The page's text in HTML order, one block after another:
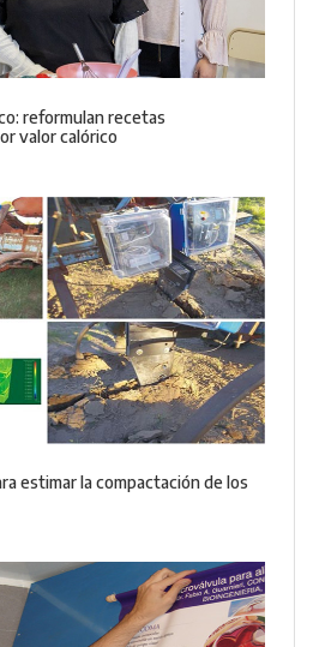
reformulan recetas
valor calórico
estimar la compactación de los